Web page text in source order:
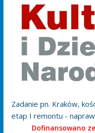
Zadanie pn. Kraków,
etap I remontu -
Dofinansowano